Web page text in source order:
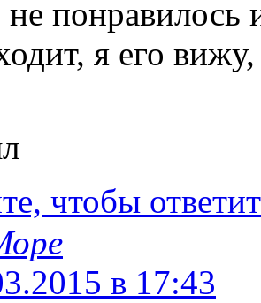
не понравилось
я его
чтобы
в 17:43